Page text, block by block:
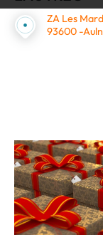
ZA Les
93600 -